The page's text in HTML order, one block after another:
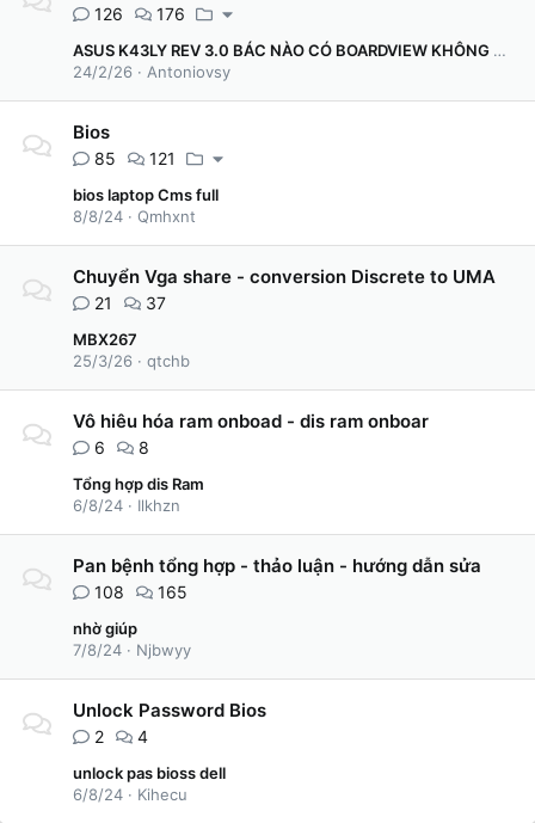
126 176
ASUS K43LY REV 3.0 BÁC NÀO CÓ BOARDVIEW KHÔNG CHO EM XIN VỚI Ạ, MANY THANKS
24/2/26
Antoniovsy
Bios
85 121
bios laptop Cms full
8/8/24
Qmhxnt
Chuyển Vga share - conversion Discrete to UMA
21 37
MBX267
25/3/26
qtchb
Vô hiêu hóa ram onboad - dis ram onboar
6 8
Tổng hợp dis Ram
6/8/24
Ilkhzn
Pan bệnh tổng hợp - thảo luận - hướng dẫn sửa
108 165
nhờ giúp
7/8/24
Njbwyy
Unlock Password Bios
2 4
unlock pas bioss dell
6/8/24
Kihecu